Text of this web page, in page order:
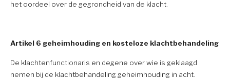
het oordeel over de gegrondheid van de klacht.
Artikel 6 geheimhouding en kosteloze klachtbehandeling
De klachtenfunctionaris en degene over wie is geklaagd
nemen bij de klachtbehandeling geheimhouding in acht.